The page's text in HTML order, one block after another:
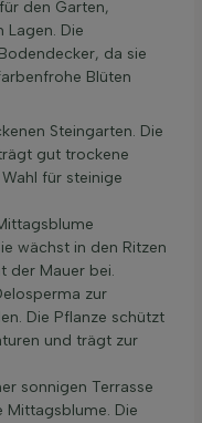
den Garten,
Lagen. Die
da sie
Blüten
Steingarten. Die
gut trockene
für steinige
wächst in den Ritzen
der Mauer bei.
zur
Die Pflanze schützt
und trägt zur
sonnigen Terrasse
Mittagsblume. Die